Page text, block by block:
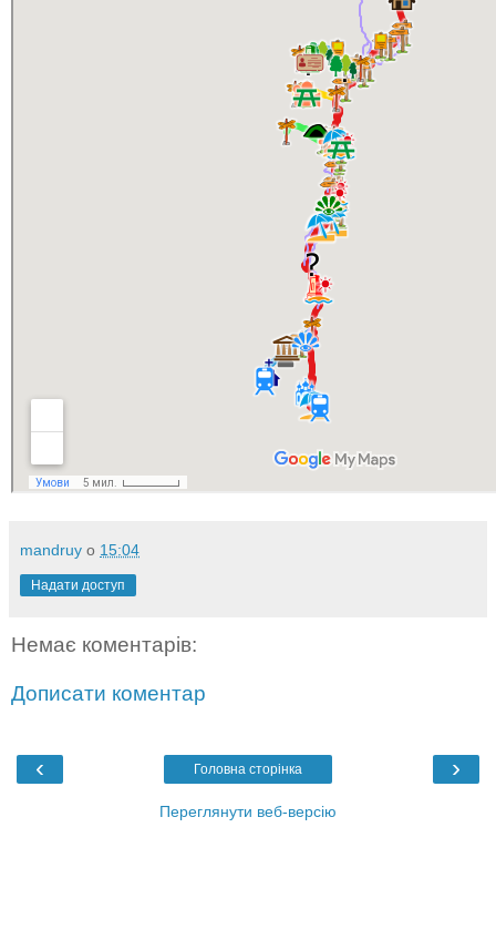
mandruy о 15:04
Надати доступ
Немає коментарів:
Дописати коментар
‹ ›
Головна сторінка
Переглянути веб-версію